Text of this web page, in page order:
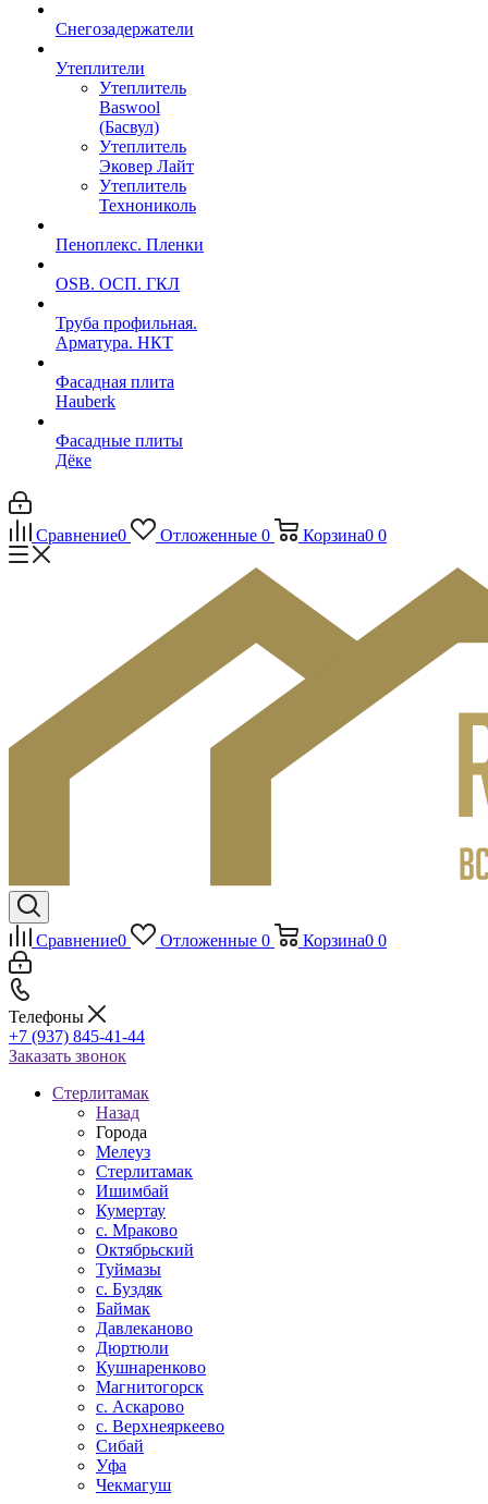
Снегозадержатели
Утеплители
Утеплитель
Baswool
(Басвул)
Утеплитель
Эковер Лайт
Утеплитель
Технониколь
Пеноплекс. Пленки
OSB. ОСП. ГКЛ
Труба профильная.
Арматура. НКТ
Фасадная плита
Hauberk
Фасадные плиты
Дёке
Сравнение0 Отложенные 0 Корзина0 0
Сравнение0 Отложенные 0 Корзина0 0
Телефоны
+7 (937) 845-41-44
Заказать звонок
Стерлитамак
Назад
Города
Мелеуз
Стерлитамак
Ишимбай
Кумертау
c. Мраково
Октябрьский
Туймазы
c. Буздяк
Баймак
Давлеканово
Дюртюли
Кушнаренково
Магнитогорск
с. Аскарово
с. Верхнеяркеево
Сибай
Уфа
Чекмагуш